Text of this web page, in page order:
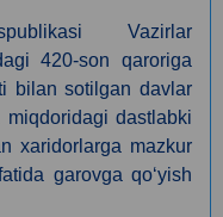
Vazirlar
420-son qaroriga
bilan sotilgan davlar
dastlabki
xaridorlarga mazkur
garovga qoʻyish